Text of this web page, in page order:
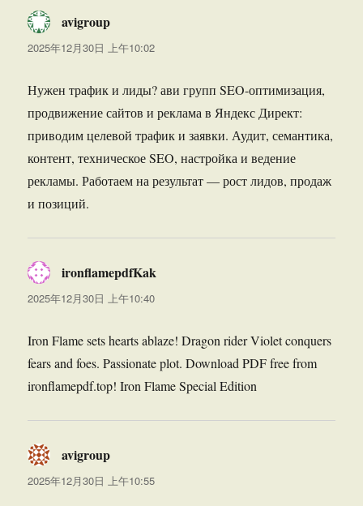
avigroup
道：
2025年12月30日 上午10:02
Нужен трафик и лиды? ави групп SEO-оптимизация,
продвижение сайтов и реклама в Яндекс Директ:
приводим целевой трафик и заявки. Аудит, семантика,
контент, техническое SEO, настройка и ведение
рекламы. Работаем на результат — рост лидов, продаж
и позиций.
ironflamepdfKak
2025年12月30日 上午10:40
Iron Flame sets hearts ablaze! Dragon rider Violet conquers
fears and foes. Passionate plot. Download PDF free from
ironflamepdf.top! Iron Flame Special Edition
avigroup
道：
2025年12月30日 上午10:55